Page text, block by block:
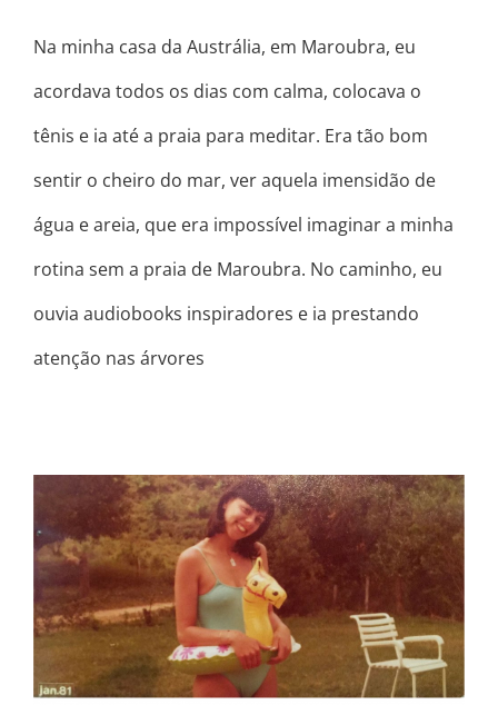
Na minha casa da Austrália, em Maroubra, eu
acordava todos os dias com calma, colocava o
tênis e ia até a praia para meditar. Era tão bom
sentir o cheiro do mar, ver aquela imensidão de
água e areia, que era impossível imaginar a minha
rotina sem a praia de Maroubra. No caminho, eu
ouvia audiobooks inspiradores e ia prestando
atenção nas árvores
O TODO